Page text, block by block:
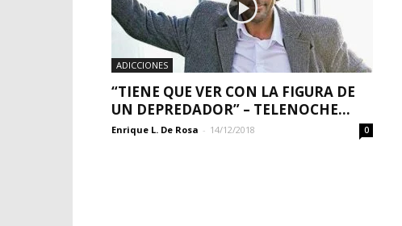
ADICCIONES
“TIENE QUE VER CON LA FIGURA DE
UN DEPREDADOR” – TELENOCHE...
Enrique L. De Rosa - 14/12/2018 0